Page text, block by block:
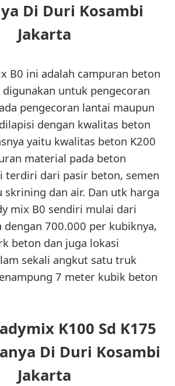
Di Duri Kosambi
Jakarta
B0 ini adalah campuran beton
untuk pengecoran
pengecoran lantai maupun
dengan kwalitas beton
yaitu kwalitas beton K200
material pada beton
terdiri dari pasir beton, semen
dan air. Dan utk harga
mix B0 sendiri mulai dari
dengan 700.000 per kubiknya,
beton dan juga lokasi
sekali angkut satu truk
7 meter kubik beton
K100 Sd K175
Di Duri Kosambi
Jakarta